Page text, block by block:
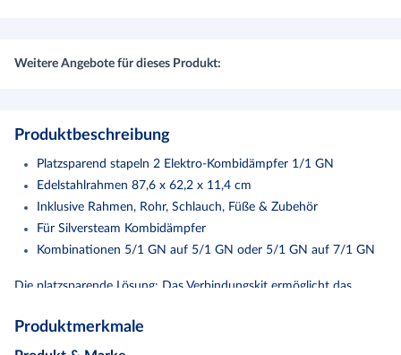
Weitere Angebote für dieses Produkt:
Produktbeschreibung
Platzsparend stapeln 2 Elektro-Kombidämpfer 1/1 GN
Edelstahlrahmen 87,6 x 62,2 x 11,4 cm
Inklusive Rahmen, Rohr, Schlauch, Füße & Zubehör
Für Silversteam Kombidämpfer
Kombinationen 5/1 GN auf 5/1 GN oder 5/1 GN auf 7/1 GN
Die platzsparende Lösung: Das Verbindungskit ermöglicht das
Silversteam. Tiefe Rahmen: 622 mm Breite Rahmen: 876 mm
Kombinationsmöglichkeiten: 5 x 1/1 GN auf 5 x 1/1 GN ,5 x 1/1
Produktmerkmale